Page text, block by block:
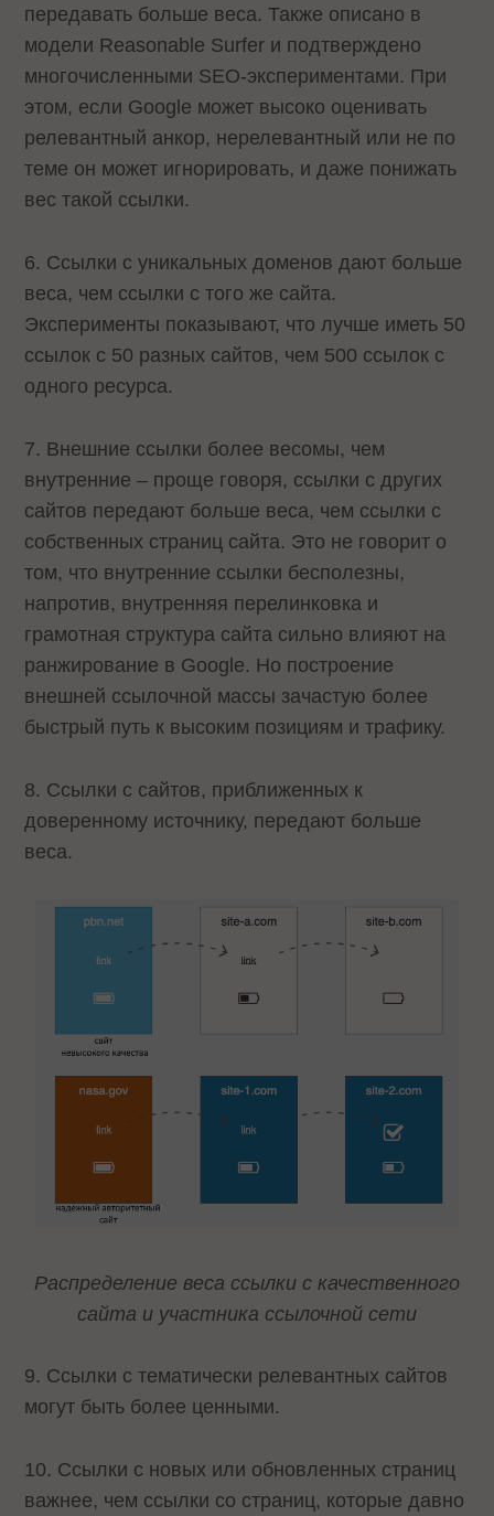
передавать больше веса. Также описано в
модели Reasonable Surfer и подтверждено
многочисленными SEO-экспериментами. При
этом, если Google может высоко оценивать
релевантный анкор, нерелевантный или не по
теме он может игнорировать, и даже понижать
вес такой ссылки.
6. Ссылки с уникальных доменов дают больше
веса, чем ссылки с того же сайта.
Эксперименты показывают, что лучше иметь 50
ссылок с 50 разных сайтов, чем 500 ссылок с
одного ресурса.
7. Внешние ссылки более весомы, чем
внутренние – проще говоря, ссылки с других
сайтов передают больше веса, чем ссылки с
собственных страниц сайта. Это не говорит о
том, что внутренние ссылки бесполезны,
напротив, внутренняя перелинковка и
грамотная структура сайта сильно влияют на
ранжирование в Google. Но построение
внешней ссылочной массы зачастую более
быстрый путь к высоким позициям и трафику.
8. Ссылки с сайтов, приближенных к
доверенному источнику, передают больше
веса.
Распределение веса ссылки с качественного
сайта и участника ссылочной сети
9. Ссылки с тематически релевантных сайтов
могут быть более ценными.
10. Ссылки с новых или обновленных страниц
важнее, чем ссылки со страниц, которые давно